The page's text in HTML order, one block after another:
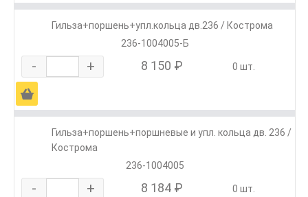
Гильза+поршень+упл.кольца дв.236 / Кострома
236-1004005-Б
- + 8 150 ₽ 0 шт.
Ä
Гильза+поршень+поршневые и упл. кольца дв. 236 /
Кострома
236-1004005
- + 8 184 ₽ 0 шт.